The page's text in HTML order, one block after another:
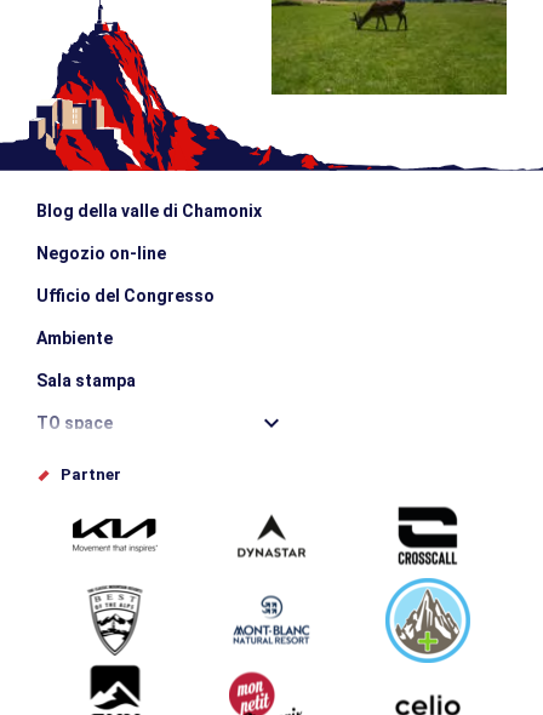
Blog della valle di Chamonix
Negozio on-line
Ufficio del Congresso
Ambiente
Sala stampa
TO space
Offices de tourisme
Inviate il vostro evento
Service groupes et séminaires
Scaricare
Turismo e disabilità
Partner